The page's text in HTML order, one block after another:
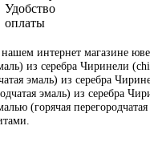
Удобство
оплаты
интернет магазине
из серебра Чиринели
эмаль) из серебра
эмаль) из серебра
(горячая